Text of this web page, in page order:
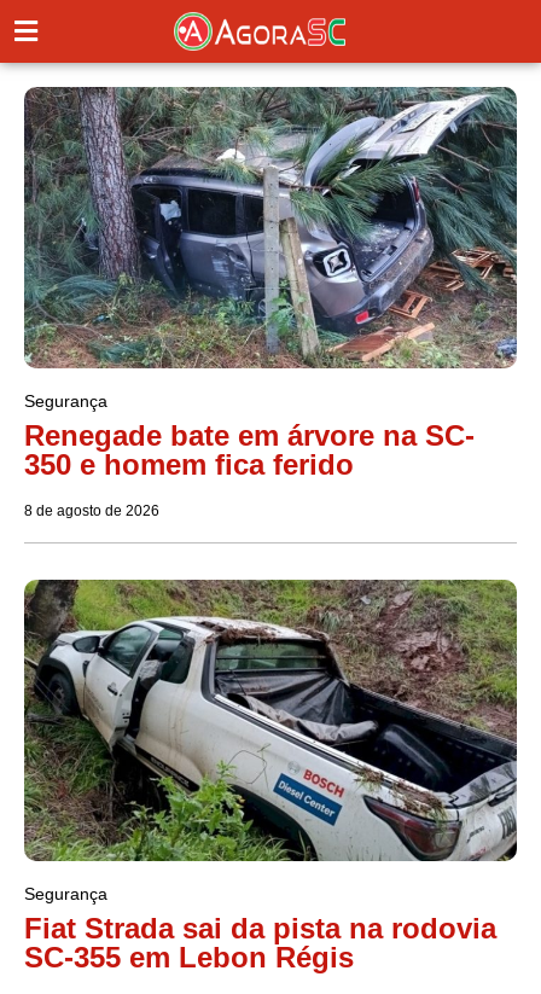
Segurança
Renegade bate em árvore na SC-
350 e homem fica ferido
8 de agosto de 2026
Segurança
Fiat Strada sai da pista na rodovia
SC-355 em Lebon Régis